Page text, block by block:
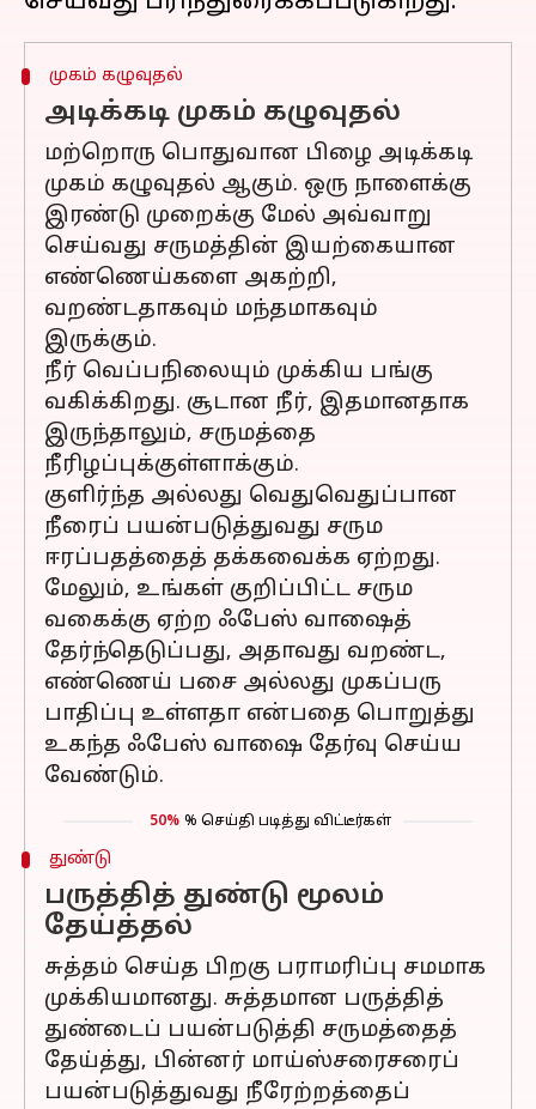
முகம் கழுவுதல்
அடிக்கடி முகம் கழுவுதல்
மற்றொரு பொதுவான பிழை அடிக்கடி
முகம் கழுவுதல் ஆகும். ஒரு நாளைக்கு
இரண்டு முறைக்கு மேல் அவ்வாறு
செய்வது சருமத்தின் இயற்கையான
எண்ணெய்களை அகற்றி,
வறண்டதாகவும் மந்தமாகவும்
இருக்கும்.
நீர் வெப்பநிலையும் முக்கிய பங்கு
வகிக்கிறது. சூடான நீர், இதமானதாக
இருந்தாலும், சருமத்தை
நீரிழப்புக்குள்ளாக்கும்.
குளிர்ந்த அல்லது வெதுவெதுப்பான
நீரைப் பயன்படுத்துவது சரும
ஈரப்பதத்தைத் தக்கவைக்க ஏற்றது.
மேலும், உங்கள் குறிப்பிட்ட சரும
வகைக்கு ஏற்ற ஃபேஸ் வாஷைத்
தேர்ந்தெடுப்பது, அதாவது வறண்ட,
எண்ணெய் பசை அல்லது முகப்பரு
பாதிப்பு உள்ளதா என்பதை பொறுத்து
உகந்த ஃபேஸ் வாஷை தேர்வு செய்ய
வேண்டும்.
50% % செய்தி படித்து விட்டீர்கள்
துண்டு
பருத்தித் துண்டு மூலம்
தேய்த்தல்
சுத்தம் செய்த பிறகு பராமரிப்பு சமமாக
முக்கியமானது. சுத்தமான பருத்தித்
துண்டைப் பயன்படுத்தி சருமத்தைத்
தேய்த்து, பின்னர் மாய்ஸ்சரைசரைப்
பயன்படுத்துவது நீரேற்றத்தைப்